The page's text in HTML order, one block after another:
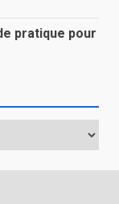
pratique pour